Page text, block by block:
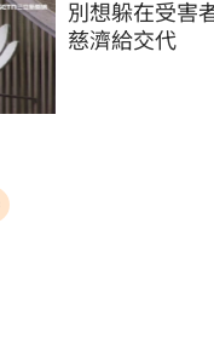
別想躲在受害
慈濟給交代